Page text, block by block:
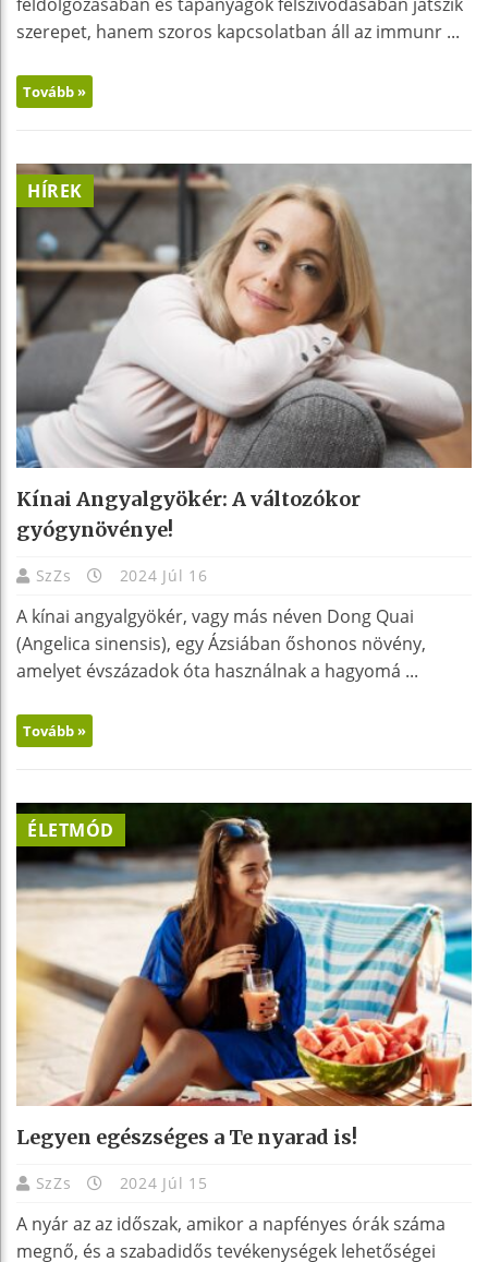
szerepet, hanem szoros kapcsolatban áll az immunr ...
Tovább »
HÍREK
Kínai Angyalgyökér: A változókor
gyógynövénye!
SzZs 2024 Júl 16
A kínai angyalgyökér, vagy más néven Dong Quai
(Angelica sinensis), egy Ázsiában őshonos növény,
amelyet évszázadok óta használnak a hagyomá ...
Tovább »
ÉLETMÓD
Legyen egészséges a Te nyarad is!
SzZs 2024 Júl 15
A nyár az az időszak, amikor a napfényes órák száma
megnő, és a szabadidős tevékenységek lehetőségei